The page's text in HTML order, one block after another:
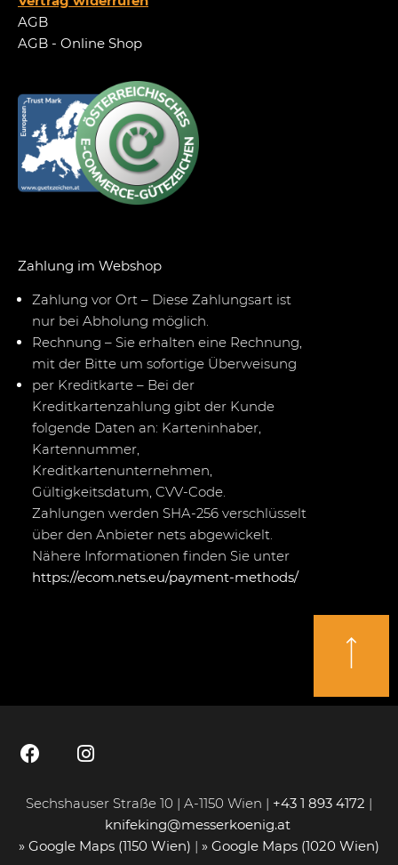
AGB
AGB - Online Shop
Zahlung im Webshop
Zahlung vor Ort – Diese Zahlungsart ist
nur bei Abholung möglich.
Rechnung – Sie erhalten eine Rechnung,
mit der Bitte um sofortige Überweisung
per Kreditkarte – Bei der
Kreditkartenzahlung gibt der Kunde
folgende Daten an: Karteninhaber,
Kartennummer,
Kreditkartenunternehmen,
Gültigkeitsdatum, CVV-Code.
Zahlungen werden SHA-256 verschlüsselt
über den Anbieter nets abgewickelt.
Nähere Informationen finden Sie unter
https://ecom.nets.eu/payment-methods/
Sechshauser Straße 10 | A-1150 Wien | +43 1 893 4172 |
knifeking@messerkoenig.at
» Google Maps (1150 Wien) | » Google Maps (1020 Wien)